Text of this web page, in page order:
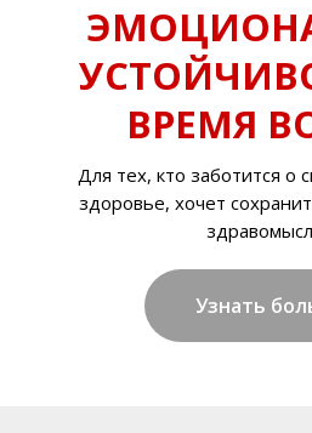
Узнать
Для тех, кто заботится о
здоровье, хочет
ВРЕМЯ